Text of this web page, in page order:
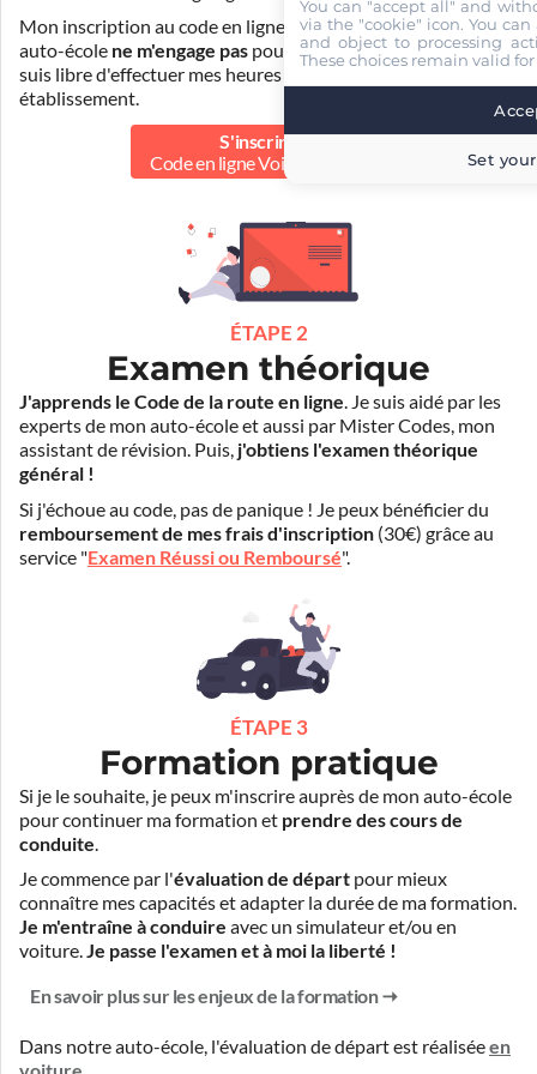
Mon inscription au code en ligne voiture auprès de mon
auto-école ne m'engage pas pour la suite de ma formation. Je
suis libre d'effectuer mes heures de conduite dans un autre
établissement.
S'inscrire au
Code en ligne Voiture
ÉTAPE 2
Examen théorique
J'apprends le Code de la route en ligne. Je suis aidé par les
experts de mon auto-école et aussi par Mister Codes, mon
assistant de révision. Puis, j'obtiens l'examen théorique
général !
Si j'échoue au code, pas de panique ! Je peux bénéficier du
remboursement de mes frais d'inscription (30€) grâce au
service "Examen Réussi ou Remboursé".
ÉTAPE 3
Formation pratique
Si je le souhaite, je peux m'inscrire auprès de mon auto-école
pour continuer ma formation et prendre des cours de
conduite.
Je commence par l'évaluation de départ pour mieux
connaître mes capacités et adapter la durée de ma formation.
Je m'entraîne à conduire avec un simulateur et/ou en
voiture.Je passe l'examen et à moi la liberté !
En savoir plus sur les enjeux de la formation
Dans notre auto-école, l'évaluation de départ est réaliséeen
You can "accept all" and
via the "cookie" icon. You
and object to processing
These choices remain valid
Set